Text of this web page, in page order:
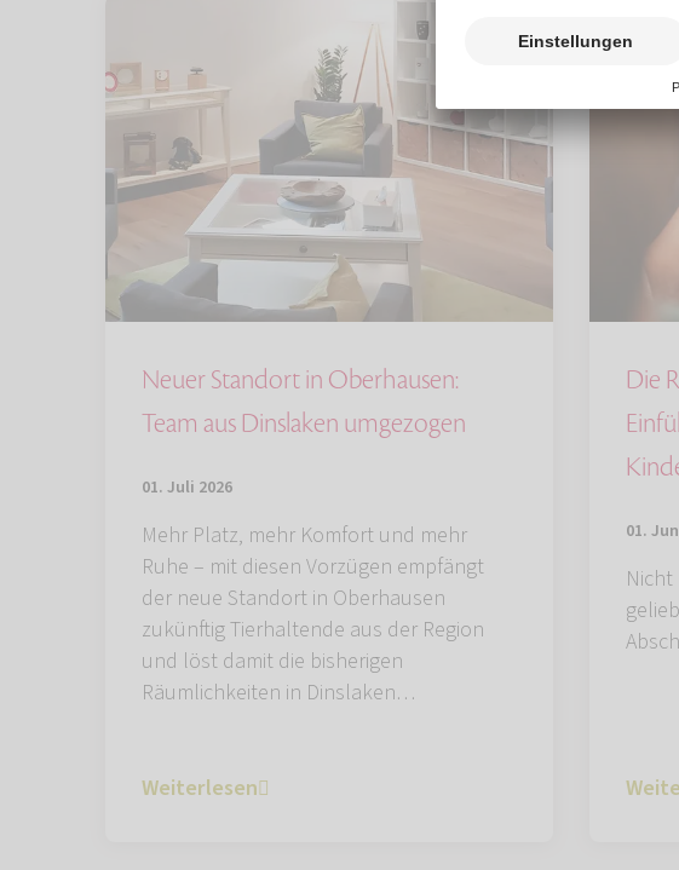
Neuer Standort in Oberhausen:
Team aus Dinslaken umgezogen
01. Juli 2026
Mehr Platz, mehr Komfort und mehr
Ruhe – mit diesen Vorzügen empfängt
der neue Standort in Oberhausen
zukünftig Tierhaltende aus der Region
und löst damit die bisherigen
Räumlichkeiten in Dinslaken…
Weiterlesen
Die
01.